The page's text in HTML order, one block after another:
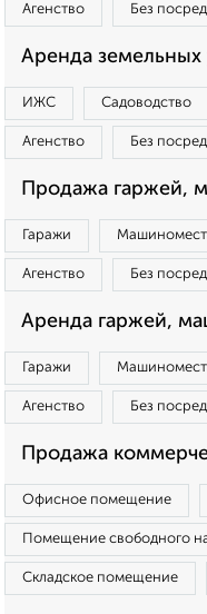
Агенство Без
Аренда земельных
ИЖС Садоводство
Агенство Без
Продажа гаржей,
Гаражи
Агенство Без
Аренда гаржей,
Гаражи
Агенство Без
Продажа
Офисное помещение
Помещение свободного
Складское помещение